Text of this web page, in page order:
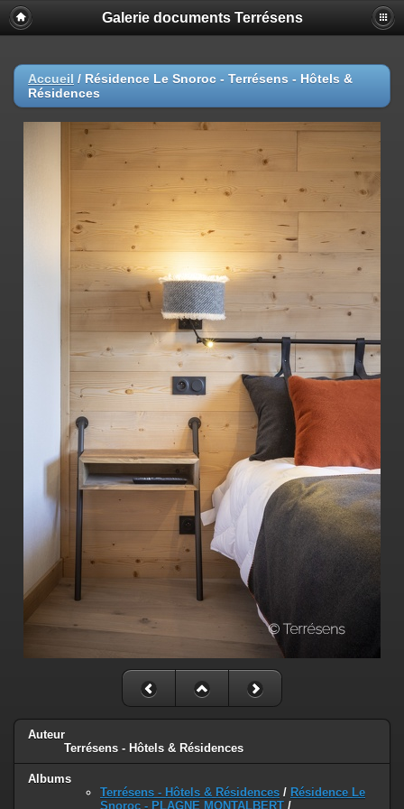
Galerie documents Terrésens
Accueil / Résidence Le Snoroc - Terrésens - Hôtels &
Résidences
Auteur
Terrésens - Hôtels & Résidences
Albums
Terrésens - Hôtels & Résidences / Résidence Le
Snoroc - PLAGNE MONTALBERT /